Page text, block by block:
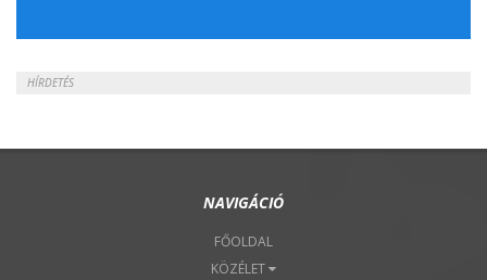
HÍRDETÉS
NAVIGÁCIÓ
FŐOLDAL
KÖZÉLET